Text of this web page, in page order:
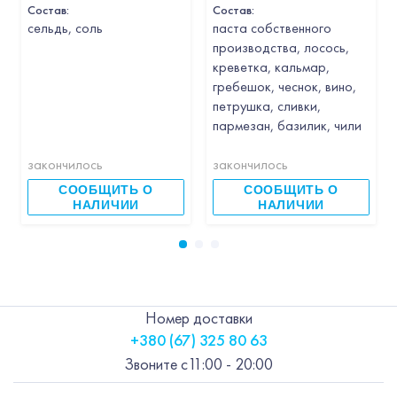
Состав:
cельдь, соль
закончилось
СООБЩИТЬ О
НАЛИЧИИ
Состав:
паста собственного
производства, лосось,
креветка, кальмар,
гребешок, чеснок, вино,
петрушка, сливки,
пармезан, базилик, чили
закончилось
СООБЩИТЬ О
НАЛИЧИИ
Номер доставки
+380 (67) 325 80 63
Звоните с11:00 - 20:00